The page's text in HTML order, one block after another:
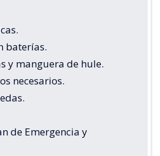
baterías.
y manguera de hule.
necesarios.
de Emergencia y